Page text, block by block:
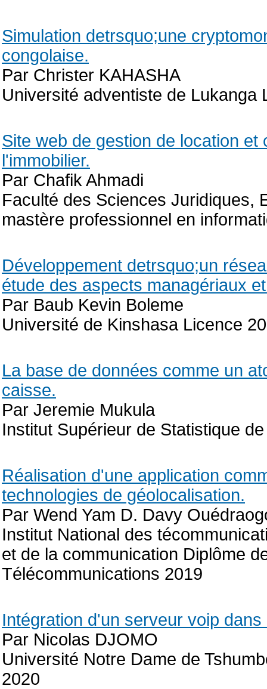
Simulation detrsquo;une
congolaise.
Par Christer KAHASHA
Université adventiste de Lukanga
Site web de gestion de location
l'immobilier.
Par Chafik Ahmadi
Faculté des Sciences Juridiques,
mastère professionnel en
Développement detrsquo;un
étude des aspects managériaux
Par Baub Kevin Boleme
Université de Kinshasa Licence
La base de données comme un
caisse.
Par Jeremie Mukula
Institut Supérieur de Statistique
Réalisation d'une application
technologies de géolocalisation.
Par Wend Yam D. Davy
Institut National des
et de la communication Diplôme
Télécommunications 2019
Intégration d'un serveur voip
Par Nicolas DJOMO
Université Notre Dame de
2020